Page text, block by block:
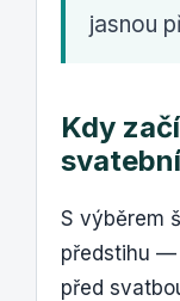
jasnou
Kdy
S výběrem
předstihu —
před